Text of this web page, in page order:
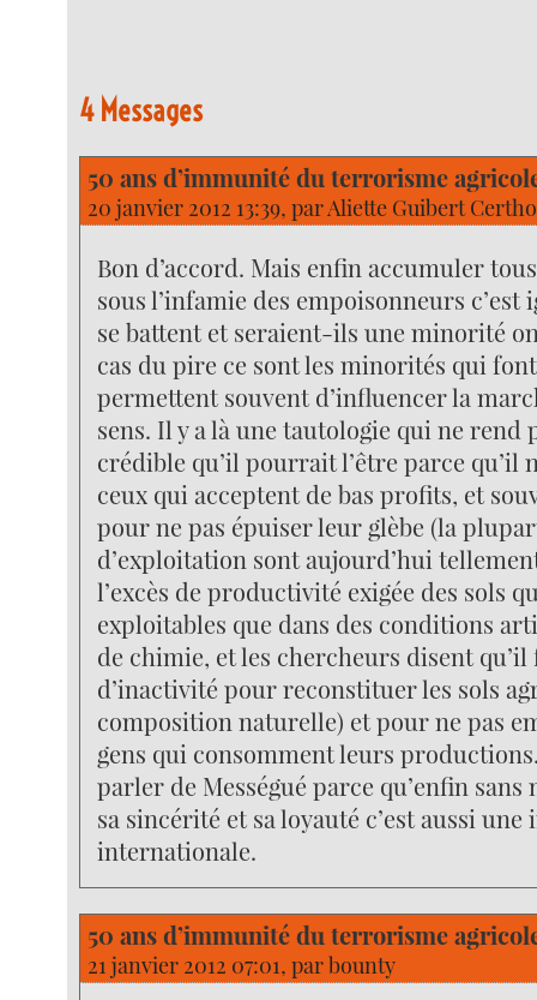
4 Messages
50 ans d’immunité du terrorisme
20 janvier 2012 13:39, parAliette Guibert
Bon d’accord. Mais enfin accumuler
sous l’infamie des empoisonneurs
se battent et seraient-ils une minorité
cas du pire ce sont les minorités qui
permettent souvent d’influencer la
sens. Il y a là une tautologie qui ne rend
crédible qu’il pourrait l’être parce qu’il
ceux qui acceptent de bas profits, et
pour ne pas épuiser leur glèbe (la
d’exploitation sont aujourd’hui
l’excès de productivité exigée des sols
exploitables que dans des conditions
de chimie, et les chercheurs disent
d’inactivité pour reconstituer les sols
composition naturelle) et pour ne pas
gens qui consomment leurs
parler de Mességué parce qu’enfin sans
sa sincérité et sa loyauté c’est aussi
internationale.
50 ans d’immunité du terrorisme
21 janvier 2012 07:01, parbounty